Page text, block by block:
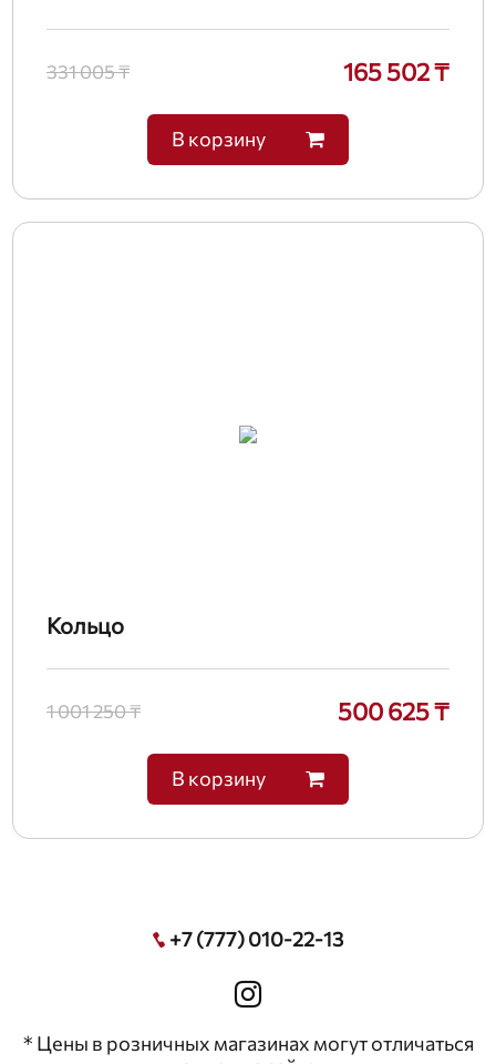
331 005 ₸ 165 502 ₸
В корзину
Кольцо
1 001 250 ₸ 500 625 ₸
В корзину
+7 (777) 010-22-13
* Цены в розничных магазинах могут отличаться